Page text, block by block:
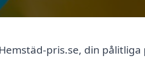
pris.se, din